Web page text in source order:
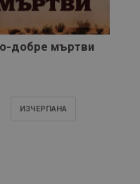
добре мъртви
ИЗЧЕРПАНA